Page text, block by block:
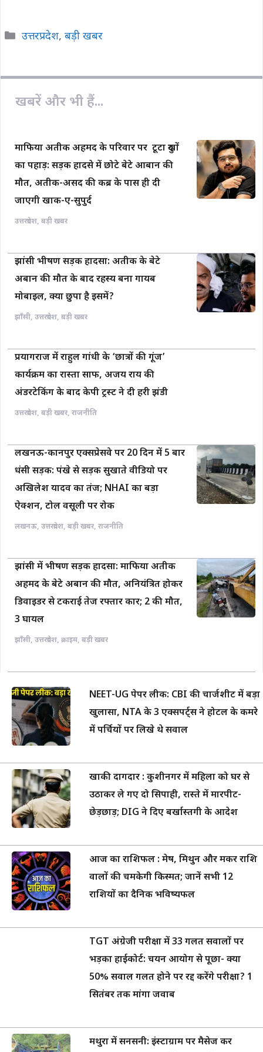
e
o
k
t
A
y
i
k
Categories
उत्तरप्रदेश, बड़ी खबर
खबरें और भी हैं...
माफिया अतीक अहमद के परिवार पर टूटा दुखों
का पहाड़: सड़क हादसे में छोटे बेटे आबान की
मौत, अतीक-असद की कब्र के पास ही दी
जाएगी खाक-ए-सुपुर्द
उत्तरप्रदेश, बड़ी खबर
झांसी भीषण सड़क हादसा: अतीक के बेटे
अबान की मौत के बाद रहस्य बना गायब
मोबाइल, क्या छुपा है इसमें?
झाँसी, उत्तरप्रदेश, बड़ी खबर
प्रयागराज में राहुल गांधी के ‘छात्रों की गूंज’
कार्यक्रम का रास्ता साफ, अजय राय की
अंडरटेकिंग के बाद केपी ट्रस्ट ने दी हरी झंडी
उत्तरप्रदेश, बड़ी खबर, राजनीति
लखनऊ-कानपुर एक्सप्रेसवे पर 20 दिन में 5 बार
धंसी सड़क: पंखे से सड़क सुखाते वीडियो पर
अखिलेश यादव का तंज; NHAI का बड़ा
ऐक्शन, टोल वसूली पर रोक
लखनऊ, उत्तरप्रदेश, बड़ी खबर, राजनीति
झांसी में भीषण सड़क हादसा: माफिया अतीक
अहमद के बेटे अबान की मौत, अनियंत्रित होकर
डिवाइडर से टकराई तेज रफ्तार कार; 2 की मौत,
3 घायल
झाँसी, उत्तरप्रदेश, क्राइम, बड़ी खबर
NEET-UG पेपर लीक: CBI की चार्जशीट में बड़ा
खुलासा, NTA के 3 एक्सपर्ट्स ने होटल के कमरे
में पर्चियों पर लिखे थे सवाल
खाकी दागदार : कुशीनगर में महिला को घर से
उठाकर ले गए दो सिपाही, रास्ते में मारपीट-
छेड़छाड़; DIG ने दिए बर्खास्तगी के आदेश
आज का राशिफल : मेष, मिथुन और मकर राशि
वालों की चमकेगी किस्मत; जानें सभी 12
राशियों का दैनिक भविष्यफल
TGT अंग्रेजी परीक्षा में 33 गलत सवालों पर
भड़का हाईकोर्ट: चयन आयोग से पूछा- क्या
50% सवाल गलत होने पर रद्द करेंगे परीक्षा? 1
सितंबर तक मांगा जवाब
मथुरा में सनसनी: इंस्टाग्राम पर मैसेज कर